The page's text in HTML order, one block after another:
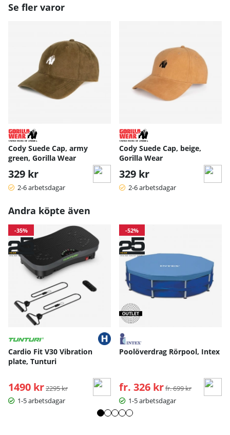
Se fler varor
Cody Suede Cap, army
green, Gorilla Wear
329 kr
2-6 arbetsdagar
Cody Suede Cap, beige,
Gorilla Wear
329 kr
2-6 arbetsdagar
Andra köpte även
-35%
Cardio Fit V30 Vibration
plate, Tunturi
1490 kr Ordinarie pris:
2295 kr
1-5 arbetsdagar
-52%
Poolöverdrag Rörpool, Intex
fr. 326 kr Ordinarie pris:
fr. 699 kr
1-5 arbetsdagar